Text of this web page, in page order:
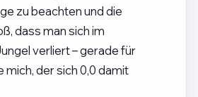
zu beachten und die
dass man sich im
verliert – gerade für
mich, der sich 0,0 damit